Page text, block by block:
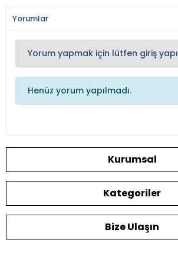
Yorumlar
Yorum yapmak için lütfen giriş
Henüz yorum yapılmadı.
Kurumsal
Kategoriler
Bize Ulaşın